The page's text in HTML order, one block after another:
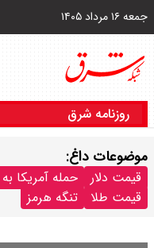
جمعه ۱۶ مرداد ۱۴۰۵
روزنامه شرق
موضوعات داغ:
قیمت دلار حمله آمریکا به
قیمت طلا
تنگه هرمز